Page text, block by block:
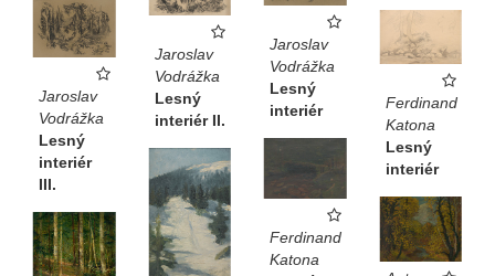
Jaroslav
Vodrážka
Lesný
interiér
Jaroslav
Vodrážka
Lesný
interiér II.
Jaroslav
Vodrážka
Lesný
interiér
III.
Ferdinand
Katona
Lesný
interiér
Ferdinand
Katona